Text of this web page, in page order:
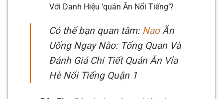
Với Danh Hiệu ‘quán Ăn Nổi Tiếng’?
Có thể bạn quan tâm: NaoĂn
Uống Ngay Nào: Tổng Quan Và
Đánh Giá Chi Tiết Quán Ăn Vỉa
Hè Nổi Tiếng Quận 1